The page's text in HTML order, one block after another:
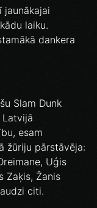
laiku.
dankera
Slam Dunk
Latvijā
esam
žūriju pārstāvēja:
Uģis
Zaķis, Žanis
citi.